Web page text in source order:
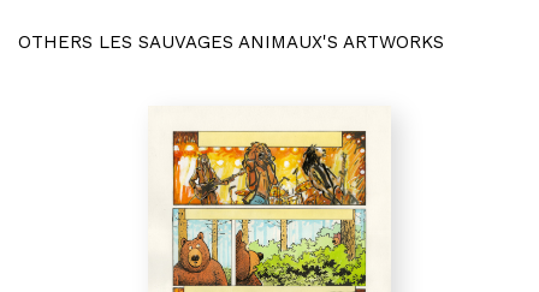
OTHERS LES SAUVAGES ANIMAUX'S ARTWORKS